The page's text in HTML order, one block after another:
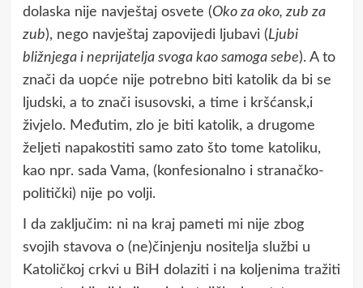
dolaska nije navještaj osvete (Oko za oko, zub za
zub), nego navještaj zapovijedi ljubavi (Ljubi
bližnjega i neprijatelja svoga kao samoga sebe). A to
znači da uopće nije potrebno biti katolik da bi se
ljudski, a to znači isusovski, a time i kršćansk,i
živjelo. Međutim, zlo je biti katolik, a drugome
željeti napakostiti samo zato što tome katoliku,
kao npr. sada Vama, (konfesionalno i stranačko-
politički) nije po volji.
I da zaključim: ni na kraj pameti mi nije zbog
svojih stavova o (ne)činjenju nositelja službi u
Katoličkoj crkvi u BiH dolaziti i na koljenima tražiti